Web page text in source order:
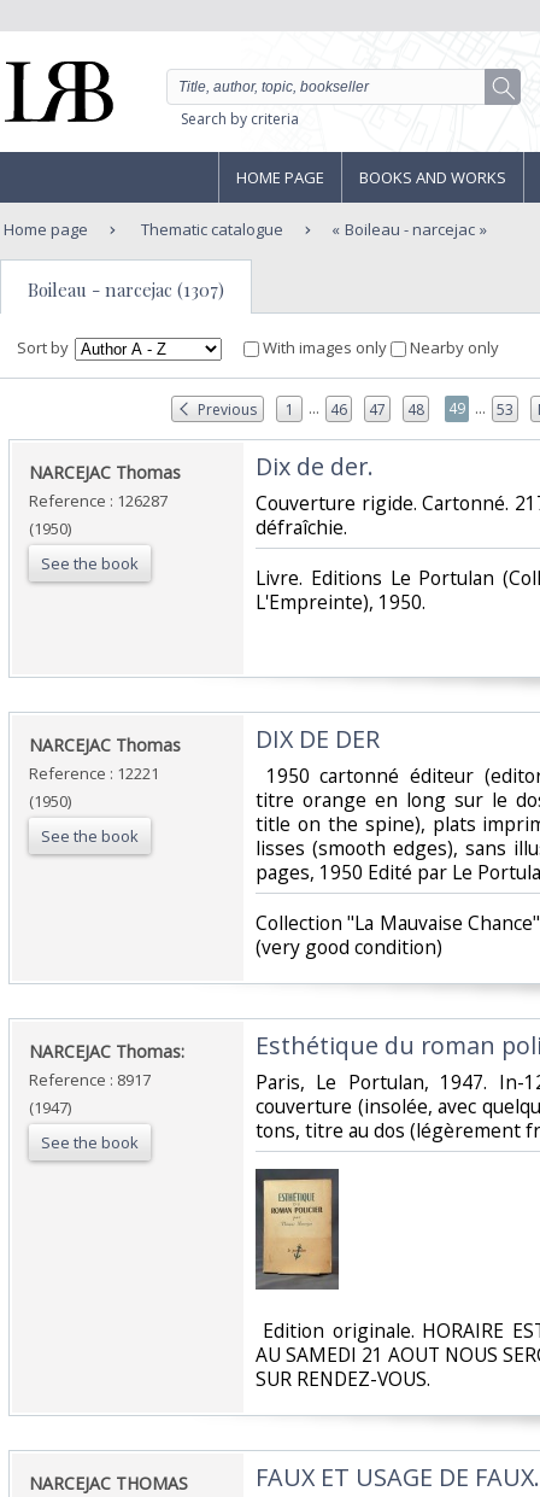
Search by criteria
HOME PAGE BOOKS AND WORKS
Home page Thematic catalogue Boileau - narcejac
Boileau - narcejac (1307)
Sort by With images only Nearby only
Previous 1 ... 46 47 48 49 ... 53
‎NARCEJAC Thomas ‎
Reference : 126287
(1950)
See the book
‎Dix de der.‎
‎Couverture rigide. Cartonné.
défraîchie.‎
‎Livre. Editions Le Portulan
L'Empreinte), 1950.‎
‎NARCEJAC Thomas‎
Reference : 12221
(1950)
See the book
‎DIX DE DER‎
1950 cartonné éditeur
titre orange en long sur le
title on the spine), plats
lisses (smooth edges), sans
pages, 1950 Edité par Le
‎Collection "La Mauvaise
(very good condition) ‎
‎NARCEJAC Thomas:‎
Reference : 8917
(1947)
See the book
‎Esthétique du roman
‎Paris, Le Portulan, 1947. In-
couverture (insolée, avec
tons, titre au dos (légèrement
Edition originale. HORAIRE
AU SAMEDI 21 AOUT NOUS
SUR RENDEZ-VOUS.‎
‎NARCEJAC THOMAS‎ ‎FAUX ET USAGE DE FAUX.‎